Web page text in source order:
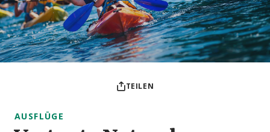
TEILEN
AUSFLÜGE